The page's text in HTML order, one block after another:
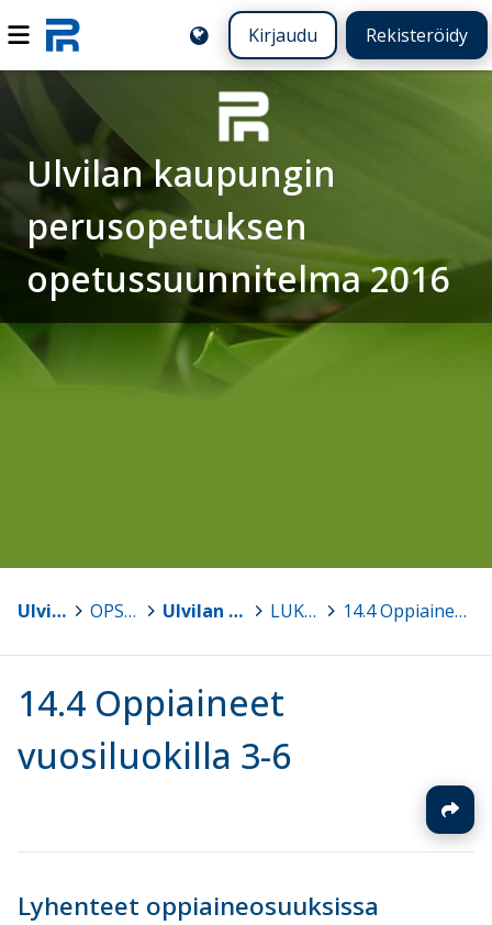
Kirjaudu Rekisteröidy
Ulvilan kaupungin
perusopetuksen
opetussuunnitelma 2016
Ulvila OPS 2016 Ulvilan kaupungin perusopetuksen opetussuunnitelma 2016 LUKU 14 Vuosiluokat 3-6 14.4 Oppiaineet vuosiluokilla 3-6
14.4 Oppiaineet
vuosiluokilla 3-6
Lyhenteet oppiaineosuuksissa